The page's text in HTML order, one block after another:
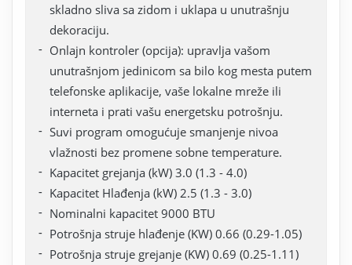
skladno sliva sa zidom i uklapa u unutrašnju
dekoraciju.
Onlajn kontroler (opcija): upravlja vašom
unutrašnjom jedinicom sa bilo kog mesta putem
telefonske aplikacije, vaše lokalne mreže ili
interneta i prati vašu energetsku potrošnju.
Suvi program omogućuje smanjenje nivoa
vlažnosti bez promene sobne temperature.
Kapacitet grejanja (kW) 3.0 (1.3 - 4.0)
Kapacitet Hlađenja (kW) 2.5 (1.3 - 3.0)
Nominalni kapacitet 9000 BTU
Potrošnja struje hlađenje (KW) 0.66 (0.29-1.05)
Potrošnja struje grejanje (KW) 0.69 (0.25-1.11)